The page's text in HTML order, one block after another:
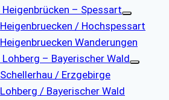
– Spessart
Heigenbruecken / Hochspessart
Heigenbruecken Wanderungen
– Bayerischer Wald
Schellerhau / Erzgebirge
Lohberg / Bayerischer Wald